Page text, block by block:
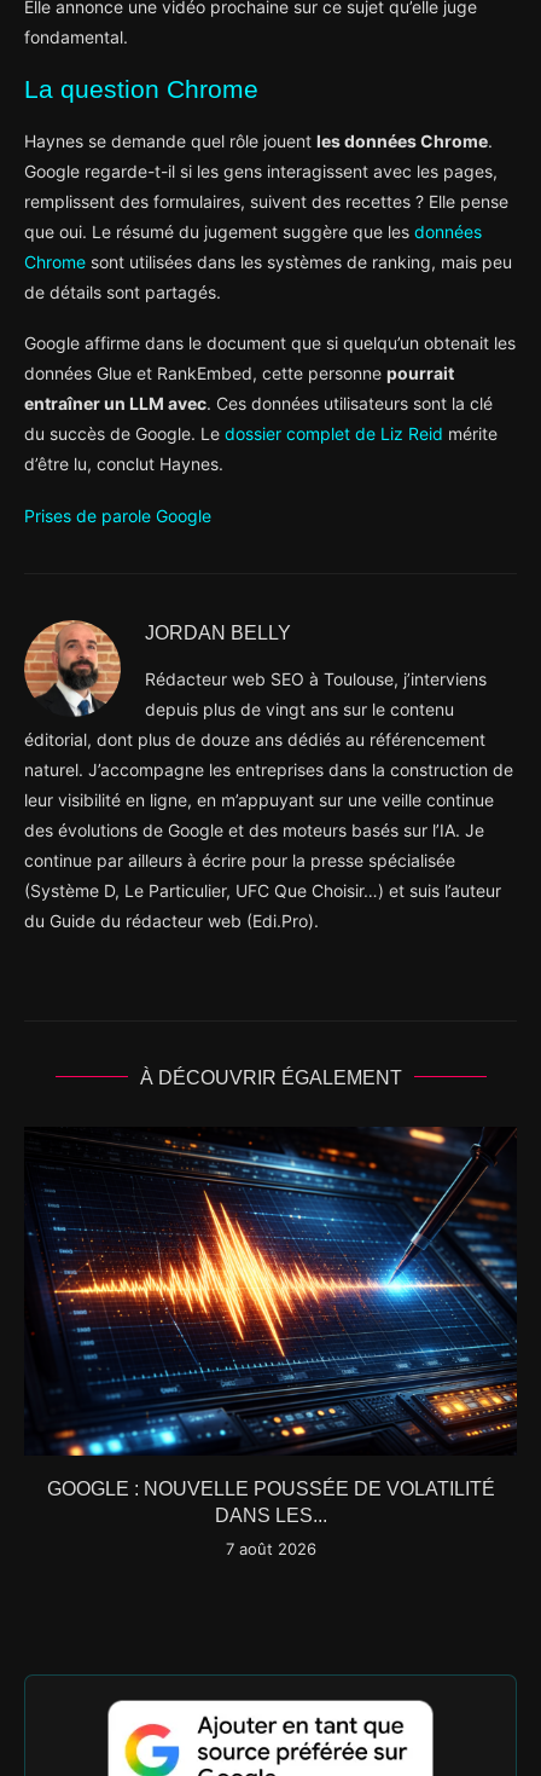
Elle annonce une vidéo prochaine sur ce sujet qu’elle juge
fondamental.
La question Chrome
Haynes se demande quel rôle jouent les données Chrome.
Google regarde-t-il si les gens interagissent avec les pages,
remplissent des formulaires, suivent des recettes ? Elle pense
que oui. Le résumé du jugement suggère que les données
Chrome sont utilisées dans les systèmes de ranking, mais peu
de détails sont partagés.
Google affirme dans le document que si quelqu’un obtenait les
données Glue et RankEmbed, cette personne pourrait
entraîner un LLM avec. Ces données utilisateurs sont la clé
du succès de Google. Le dossier complet de Liz Reid mérite
d’être lu, conclut Haynes.
Prises de parole Google
JORDAN BELLY
Rédacteur web SEO à Toulouse, j’interviens
depuis plus de vingt ans sur le contenu
éditorial, dont plus de douze ans dédiés au référencement
naturel. J’accompagne les entreprises dans la construction de
leur visibilité en ligne, en m’appuyant sur une veille continue
des évolutions de Google et des moteurs basés sur l’IA. Je
continue par ailleurs à écrire pour la presse spécialisée
(Système D, Le Particulier, UFC Que Choisir…) et suis l’auteur
du Guide du rédacteur web (Edi.Pro).
À DÉCOUVRIR ÉGALEMENT
GOOGLE : NOUVELLE POUSSÉE DE VOLATILITÉ
DANS LES...
7 août 2026